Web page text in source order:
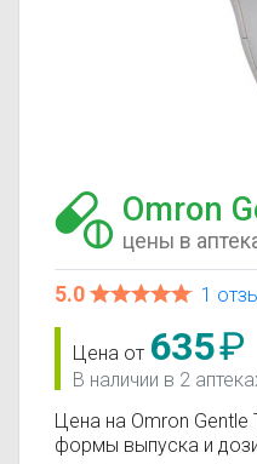
Omron
цены в
5.0 1
Цена от 635₽
В наличии в 2
Цена на Omron Gentle
формы выпуска и